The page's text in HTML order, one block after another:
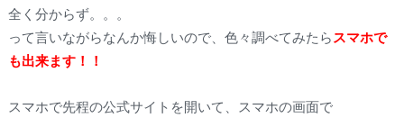
全く分からず。。。
って言いながらなんか悔しいので、色々調べてみたら スマホで
も出来ます！！
スマホで先程の公式サイトを開いて、スマホの画面で